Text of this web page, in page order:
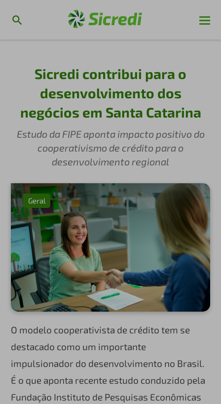
Sicredi contribui para o
desenvolvimento dos
negócios em Santa Catarina
Estudo da FIPE aponta impacto positivo do
cooperativismo de crédito para o
desenvolvimento regional
Geral
O modelo cooperativista de crédito tem se
destacado como um importante
impulsionador do desenvolvimento no Brasil.
É o que aponta recente estudo conduzido pela
Fundação Instituto de Pesquisas Econômicas